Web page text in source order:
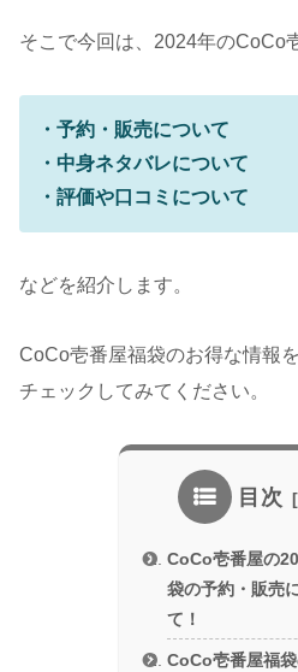
そこで今回は、2024年のCoCo
・予約・販売について
・中身ネタバレについて
・評価や口コミについて
などを紹介します。
CoCo壱番屋福袋のお得な情報
チェックしてみてください。
目次
CoCo壱番屋の
袋の予約・販売
て！
CoCo壱番屋福